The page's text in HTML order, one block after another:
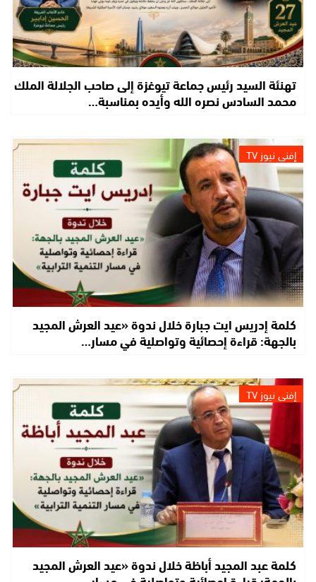
تهنئة السيد رئيس جماعة تيوغزة إلى صاحب الجلالة الملك
محمد السادس نصره الله وأيده بمناسبة…
إفني نيوز TV
كلمة إدريس ايت جبارة خلال ندوة «عيد العرش المجيد
بالجهة: قراءة إحصائية وتواصلية في مسار…
إفني نيوز TV
كلمة عبد المجيد أباظة خلال ندوة «عيد العرش المجيد